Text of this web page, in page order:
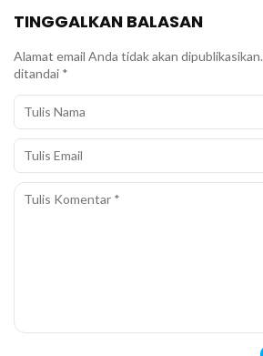
TINGGALKAN BALASAN
Alamat email Anda tidak akan dipublikasikan.
ditandai *